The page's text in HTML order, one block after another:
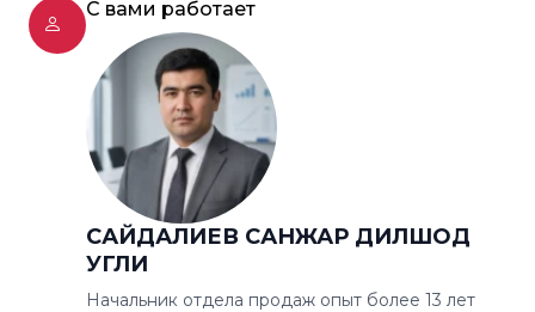
С вами работает
САЙДАЛИЕВ САНЖАР ДИЛШОД
УГЛИ
Начальник отдела продаж опыт более 13 лет